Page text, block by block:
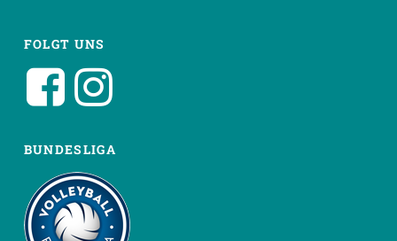
FOLGT UNS
BUNDESLIGA